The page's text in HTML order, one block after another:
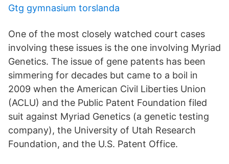
Gtg gymnasium torslanda
One of the most closely watched court cases
involving these issues is the one involving Myriad
Genetics. The issue of gene patents has been
simmering for decades but came to a boil in
2009 when the American Civil Liberties Union
(ACLU) and the Public Patent Foundation filed
suit against Myriad Genetics (a genetic testing
company), the University of Utah Research
Foundation, and the U.S. Patent Office.